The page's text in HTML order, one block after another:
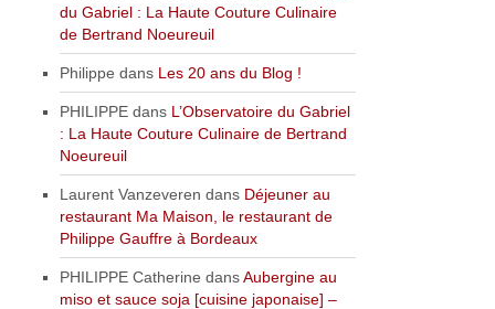
du Gabriel : La Haute Couture Culinaire
de Bertrand Noeureuil
Philippe dans Les 20 ans du Blog !
PHILIPPE dans L’Observatoire du Gabriel
: La Haute Couture Culinaire de Bertrand
Noeureuil
Laurent Vanzeveren dans Déjeuner au
restaurant Ma Maison, le restaurant de
Philippe Gauffre à Bordeaux
PHILIPPE Catherine dansAubergine au
miso et sauce soja [cuisine japonaise] –